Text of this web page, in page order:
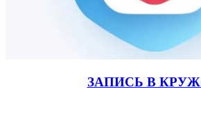
ЗАПИСЬ В